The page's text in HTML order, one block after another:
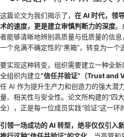
这篇论文为我们揭示了， 在 AI 时代，领
术的速度，更是建立审慎判断力的深度。
者能够清晰地辨别高质量与低质量的信
一个充满不确定性的“黑箱”，转变为一个
要实现这种转变，组织需要建立一种全
全组织内建立“信任并验证”（Trust and
任 AI 作为提升生产力和创造力的强大潜
量、相关性与安全性。论文所构建的“四
全），正是每一位成员实践“验证”这一环
引领一场成功的 AI 转型，绝非仅仅引入